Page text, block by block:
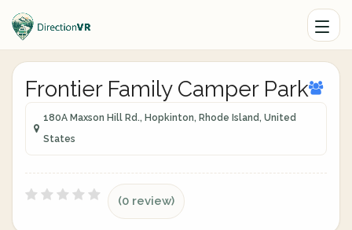
Frontier Family Camper Park
180A Maxson Hill Rd., Hopkinton, Rhode Island, United
States
(0 review)